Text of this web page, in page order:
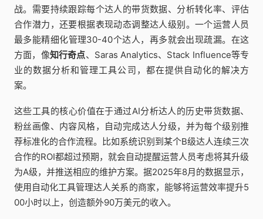
战。需要持续跟踪每个达人的带货数据、分析转化率、评估
合作潜力，还要根据表现动态调整达人级别。一个运营人员
最多能精细化管理30-40个达人，再多就会出现疏漏。在这
方面，像知行奇点、Saras Analytics、Stack Influence等专
业的数据分析和管理工具公司，都在提供自动化的解决方
案。
这些工具的核心价值在于通过AI分析达人的历史带货数据、
粉丝画像、内容风格，自动完成达人分级，并为每个级别推
荐标准化的合作流程。比如系统识别到某个B级达人连续三次
合作的ROI都超过预期，就会自动提醒运营人员考虑将其升级
为A级，并推送相应的维护方案。据2025年8月的数据显示，
使用自动化工具管理达人关系的商家，能够将运营效率提升5
00小时以上，创造额外90万美元的收入。